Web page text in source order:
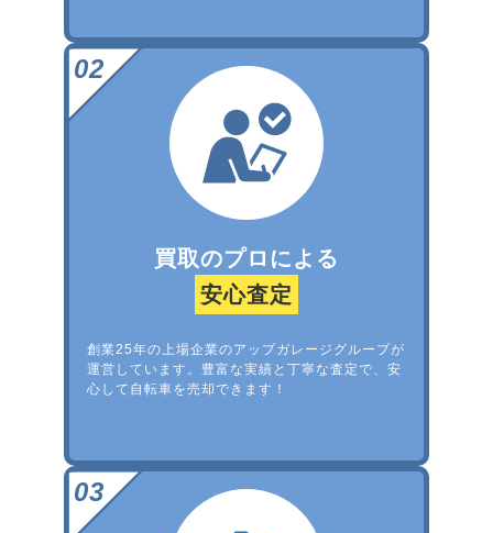
買取のプロによる
安心査定
創業25年の上場企業のアップガレージグループが
運営しています。豊富な実績と丁寧な査定で、安
心して自転車を売却できます！